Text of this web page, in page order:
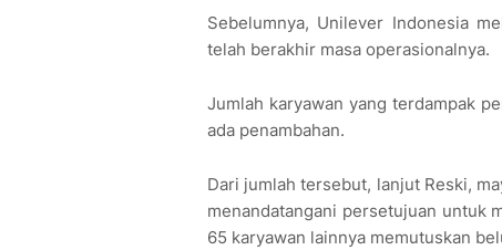
Sebelumnya, Unilever Indonesia
telah berakhir masa operasionalnya.
Jumlah karyawan yang terdampak
ada penambahan.
Dari jumlah tersebut, lanjut Reski,
menandatangani persetujuan untuk
65 karyawan lainnya memutuskan